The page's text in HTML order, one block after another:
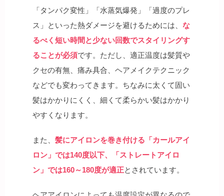
「タンパク変性」「水蒸気爆発」「過度のプレ
ス」といった熱ダメージを避けるためには、 な
るべく短い時間と少ない回数でスタイリングす
ることが必須です。ただし、適正温度は髪質や
クセの有無、痛み具合、ヘアメイクテクニック
などでも変わってきます。ちなみに太くて固い
髪はかかりにくく、細くて柔らかい髪はかかり
やすくなります。
また、 髪にアイロンを巻き付ける「カールアイ
ロン」では140度以下、「ストレートアイロ
ン」では160～180度が適正とされています。